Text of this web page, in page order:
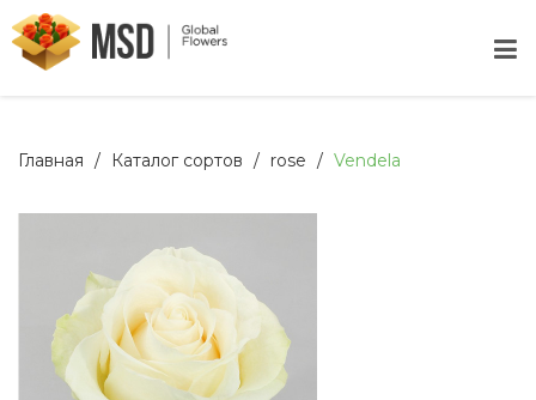
Главная Каталог сортов rose Vendela